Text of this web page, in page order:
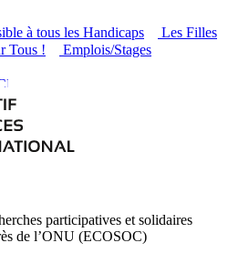
à tous les Handicaps
Les Filles
Tous !
Emplois/Stages
participatives et solidaires
de l’ONU (ECOSOC)